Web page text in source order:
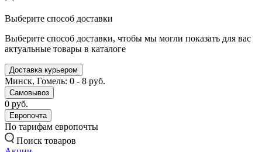
Выберите способ доставки
Выберите способ доставки, чтобы мы могли показать для вас
актуальные товары в каталоге
Доставка курьером
Минск, Гомель: 0 - 8 руб.
Самовывоз
0 руб.
Европочта
По тарифам европочты
Поиск товаров